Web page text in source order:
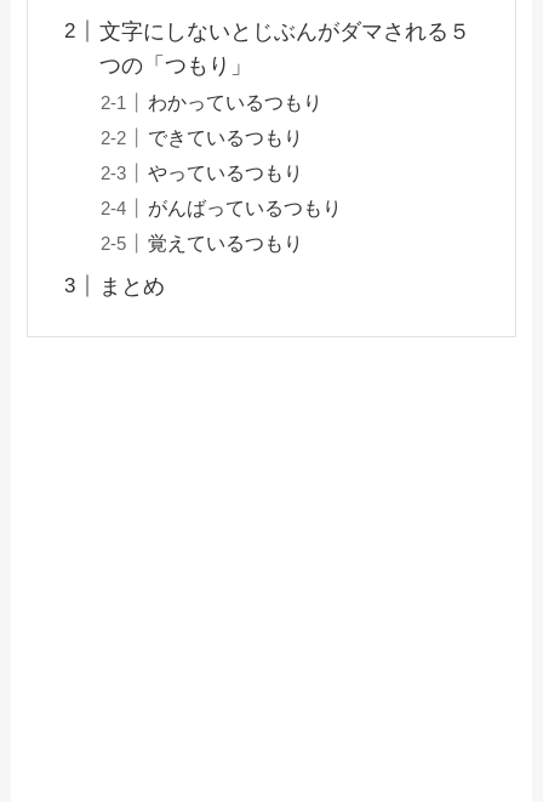
文字にしないとじぶんがダマされる５
つの「つもり」
わかっているつもり
できているつもり
やっているつもり
がんばっているつもり
覚えているつもり
まとめ